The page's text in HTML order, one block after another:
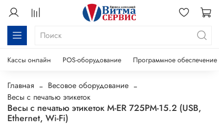
Кассы онлайн POS-оборудование Программное обеспечение
Главная
Весовое оборудование
Весы с печатью этикеток
Весы с печатью этикеток M-ER 725PM-15.2 (USB,
Ethernet, Wi-Fi)